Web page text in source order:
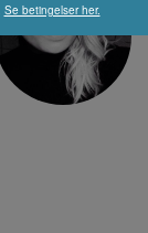
Se betingelser her.